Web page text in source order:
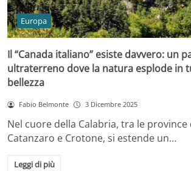
Europa
Il “Canada italiano” esiste davvero: un
ultraterreno dove la natura esplode in
bellezza
Fabio Belmonte 3 Dicembre 2025
Nel cuore della Calabria, tra le province
Catanzaro e Crotone, si estende un…
Leggi di più